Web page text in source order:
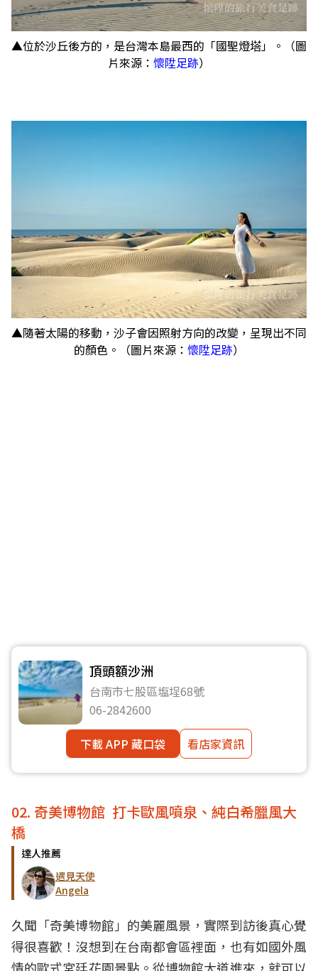
▲位於沙丘後方的，是台灣本島最西的「國聖燈塔」。（圖
片來源： 懷陞足跡）
▲隨著太陽的移動，沙子會因照射方向的改變，呈現出不同
的顏色。（圖片來源： 懷陞足跡）
頂頭額沙洲
台南市七股區塩埕68號
06-2842600
下載 APP 藏口袋
看店家資訊
02. 奇美博物館 打卡歐風噴泉、純白希臘風大
橋
達人推薦
遇見天使
Angela
久聞「奇美博物館」的美麗風景，實際到訪後真心覺
得很喜歡！沒想到在台南都會區裡面，也有如國外風
情的歐式宮廷花園景點。從博物館大道進來，就可以